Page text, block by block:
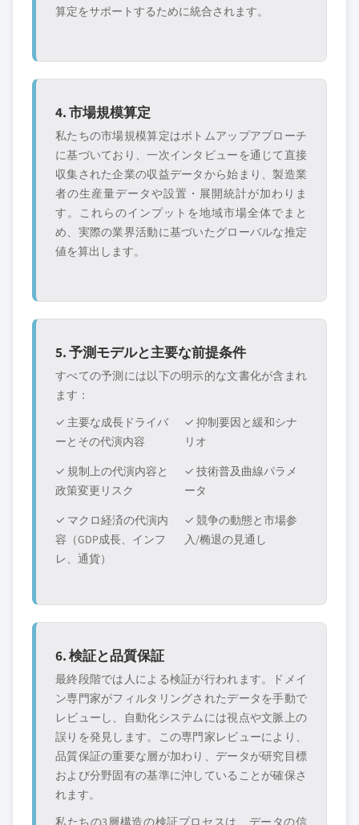
算定をサポートするために統合されます。
4. 市場規模算定
私たちの市場規模算定はボトムアップアプローチ
に基づいており、一次インタビューを通じて直接
収集された企業の収益データから始まり、製造業
者の生産量データや設置・展開統計が加わりま
す。これらのインプットを地域市場全体でまと
め、実際の業界活動に基づいたグローバルな推定
値を算出します。
5. 予測モデルと主要な前提条件
すべての予測には以下の明示的な文書化が含まれ
ます：
✓ 主要な成長ドライバ
ーとその代演内容
✓ 抑制要因と緩和シナ
リオ
✓ 規制上の代演内容と
政策変更リスク
✓ 技術普及曲線パラメ
ータ
✓ マクロ経済の代演内
容（GDP成長、インフ
レ、通貨）
✓ 競争の動態と市場参
入/椭退の見通し
6. 検証と品質保証
最終段階では人による検証が行われます。ドメイ
ン専門家がフィルタリングされたデータを手動で
レビューし、自動化システムには視点や文脈上の
誤りを発見します。この専門家レビューにより、
品質保証の重要な層が加わり、データが研究目標
および分野固有の基準に沖していることが確保さ
れます。
私たちの3層構造の検証プロセスは、データの信